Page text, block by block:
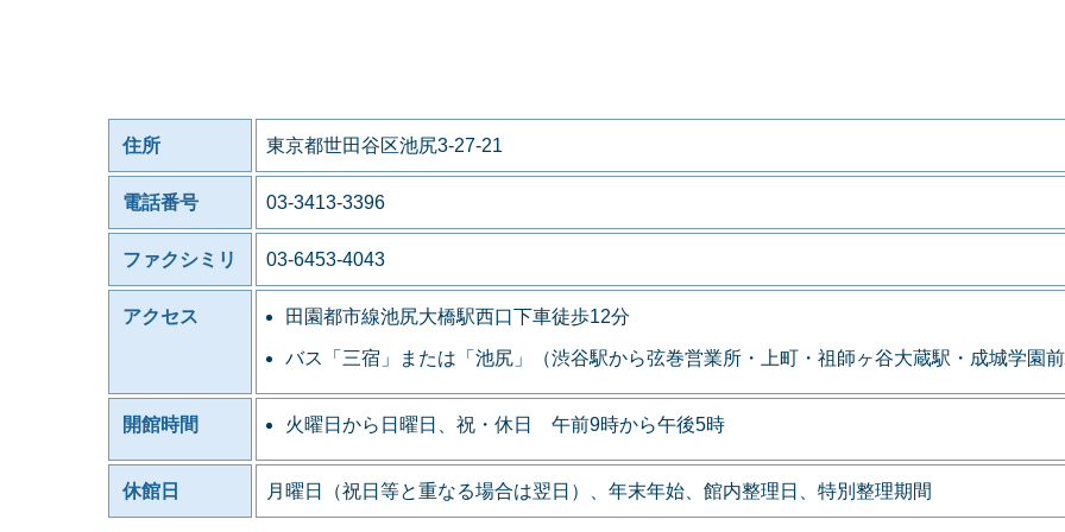
住所 東京都世田谷区池尻3-27-21
電話番号 03-3413-3396
ファクシミリ 03-6453-4043
アクセス 田園都市線池尻大橋駅西口下車徒歩12分
バス「三宿」または「池尻」（渋谷駅から弦巻営業所・上町・祖師ヶ谷大蔵駅・成城学園
開館時間 火曜日から日曜日、祝・休日 午前9時から午後5時
休館日 月曜日（祝日等と重なる場合は翌日）、年末年始、館内整理日、特別整理期間